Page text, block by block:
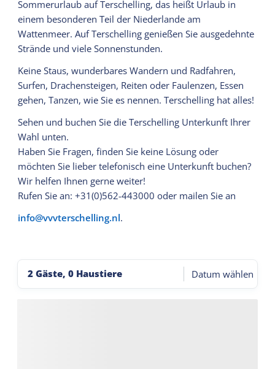
Sommerurlaub auf Terschelling, das heißt Urlaub in
einem besonderen Teil der Niederlande am
Wattenmeer. Auf Terschelling genießen Sie ausgedehnte
Strände und viele Sonnenstunden.
Keine Staus, wunderbares Wandern und Radfahren,
Surfen, Drachensteigen, Reiten oder Faulenzen, Essen
gehen, Tanzen, wie Sie es nennen. Terschelling hat alles!
Sehen und buchen Sie die Terschelling Unterkunft Ihrer
Wahl unten.
Haben Sie Fragen, finden Sie keine Lösung oder
möchten Sie lieber telefonisch eine Unterkunft buchen?
Wir helfen Ihnen gerne weiter!
Rufen Sie an: +31(0)562-443000 oder mailen Sie an
info@vvvterschelling.nl.
2 Gäste, 0 Haustiere Datum wählen